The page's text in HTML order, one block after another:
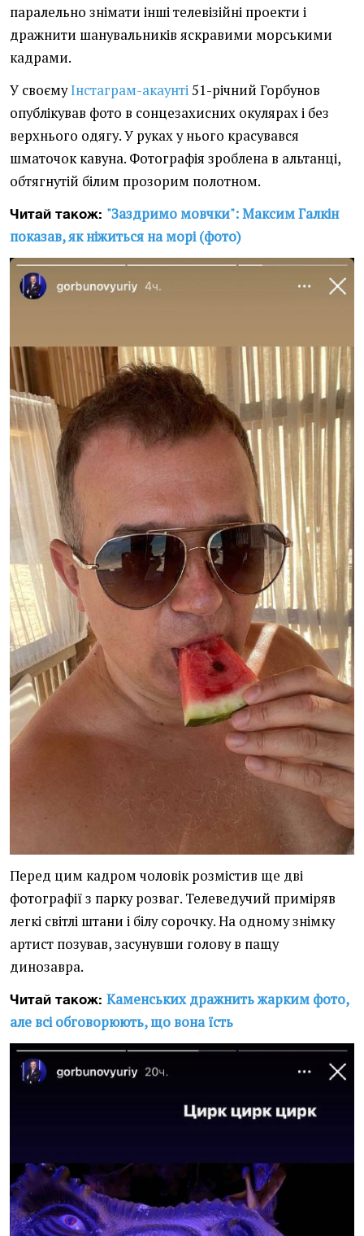
паралельно знімати інші телевізійні проекти і
дражнити шанувальників яскравими морськими
кадрами.
У своємуІнстаграм-акаунті51-річний Горбунов
опублікував фото в сонцезахисних окулярах і без
верхнього одягу. У руках у нього красувався
шматочок кавуна. Фотографія зроблена в альтанці,
обтягнутій білим прозорим полотном.
Читай також: "Заздримо мовчки": Максим Галкін
показав, як ніжиться на морі (фото)
Перед цим кадром чоловік розмістив ще дві
фотографії з парку розваг. Телеведучий приміряв
легкі світлі штани і білу сорочку. На одному знімку
артист позував, засунувши голову в пащу
динозавра.
Читай також: Каменських дражнить жарким фото,
але всі обговорюють, що вона їсть